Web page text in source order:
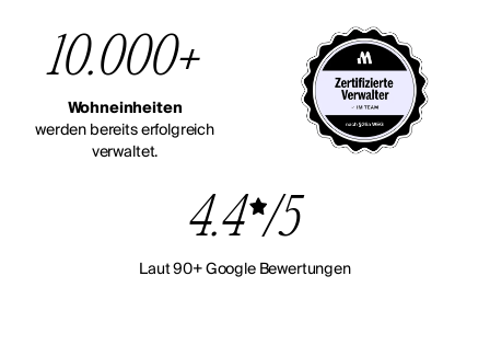
10.000+
Wohneinheiten
werden bereits erfolgreich
verwaltet.
4.4 /5
Laut 90+ Google Bewertungen